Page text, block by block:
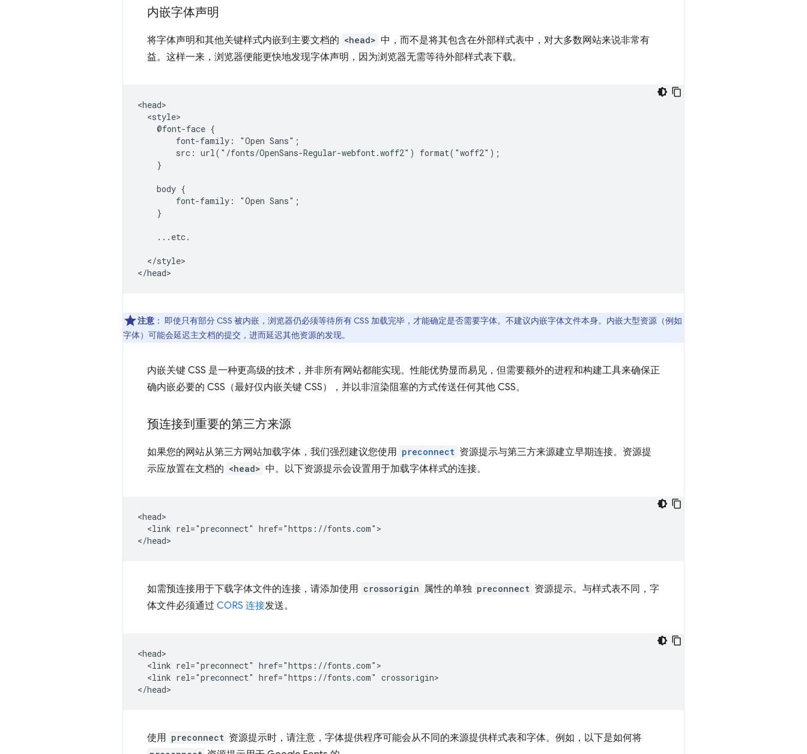
内嵌字体声明
将字体声明和其他关键样式内嵌到主要文档的 <head> 中，而不是将其包含在外部样式表中，对大多数网站来说非常有
益。这样一来，浏览器便能更快地发现字体声明，因为浏览器无需等待外部样式表下载。
<head>
  <style>
    @font-face {
        font-family: "Open Sans";
        src: url("/fonts/OpenSans-Regular-webfont.woff2") format("woff2");
    }
    body {
        font-family: "Open Sans";
    }
    ...etc.
  </style>
注意 ： 即使只有部分 CSS 被内嵌，浏览器仍必须等待所有 CSS 加载完毕，才能确定是否需要字体。不建议内嵌字体文件本身。内嵌大型资源（例如
字体）可能会延迟主文档的提交，进而延迟其他资源的发现。
内嵌关键 CSS 是一种更高级的技术，并非所有网站都能实现。性能优势显而易见，但需要额外的进程和构建工具来确保正
确内嵌必要的 CSS（最好仅内嵌关键 CSS），并以非渲染阻塞的方式传送任何其他 CSS。
预连接到重要的第三方来源
如果您的网站从第三方网站加载字体，我们强烈建议您使用 preconnect 资源提示与第三方来源建立早期连接。资源提
示应放置在文档的 <head> 中。以下资源提示会设置用于加载字体样式的连接。
<head>
  <link rel="preconnect" href="https://fonts.com">
如需预连接用于下载字体文件的连接，请添加使用 crossorigin 属性的单独 preconnect 资源提示。与样式表不同，字
体文件必须通过 CORS 连接发送。
<head>
  <link rel="preconnect" href="https://fonts.com">
  <link rel="preconnect" href="https://fonts.com" crossorigin>
使用 preconnect 资源提示时，请注意，字体提供程序可能会从不同的来源提供样式表和字体。例如，以下是如何将